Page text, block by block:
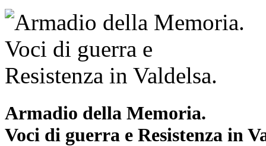
Armadio della Memoria.
Voci di guerra e Resistenza in